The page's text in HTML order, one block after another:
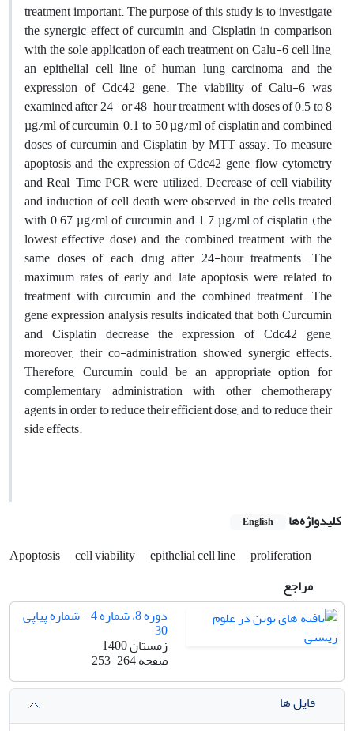
treatment important. The purpose of this study is to investigate
the synergic effect of curcumin and Cisplatin in comparison
with the sole application of each treatment on Calu-6 cell line,
an epithelial cell line of human lung carcinoma, and the
expression of Cdc42 gene. The viability of Calu-6 was
examined after 24- or 48-hour treatment with doses of 0.5 to 8
µg/ml of curcumin, 0.1 to 50 µg/ml of cisplatin and combined
doses of curcumin and Cisplatin by MTT assay. To measure
apoptosis and the expression of Cdc42 gene, flow cytometry
and Real-Time PCR were utilized. Decrease of cell viability
and induction of cell death were observed in the cells treated
with 0.67 µg/ml of curcumin and 1.7 µg/ml of cisplatin (the
lowest effective dose) and the combined treatment with the
same doses of each drug after 24-hour treatments. The
maximum rates of early and late apoptosis were related to
treatment with curcumin and the combined treatment. The
gene expression analysis results indicated that both Curcumin
and Cisplatin decrease the expression of Cdc42 gene,
moreover, their co-administration showed synergic effects.
Therefore, Curcumin could be an appropriate option for
complementary administration with other chemotherapy
agents in order to reduce their efficient dose, and to reduce their
side effects.
کلیدواژه‌ها English
Apoptosis cell viability epithelial cell line
proliferation
مراجع
دوره 8، شماره 4 - شماره پیاپی
30
زمستان 1400
صفحه253-264
فایل ها